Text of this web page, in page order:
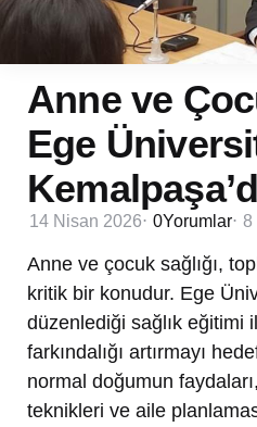
Anne ve
Ege
14 Nisan 2026 0Yorumlar 8
Anne ve çocuk sağlığı,
kritik bir konudur. Ege
düzenlediği sağlık eğitimi
farkındalığı artırmayı
normal doğumun
teknikleri ve aile